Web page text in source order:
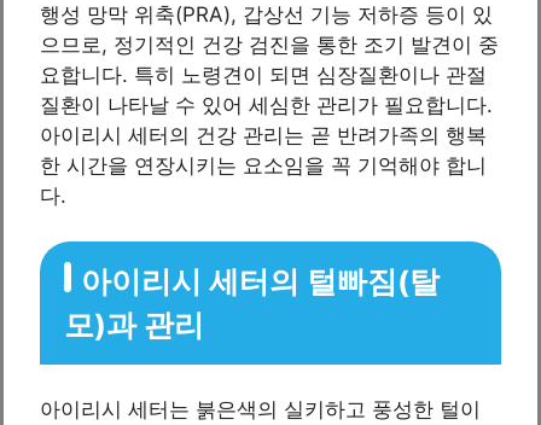
행성 망막 위축(PRA), 갑상선 기능 저하증 등이 있
으므로, 정기적인 건강 검진을 통한 조기 발견이 중
요합니다. 특히 노령견이 되면 심장질환이나 관절
질환이 나타날 수 있어 세심한 관리가 필요합니다.
아이리시 세터의 건강 관리는 곧 반려가족의 행복
한 시간을 연장시키는 요소임을 꼭 기억해야 합니
다.
아이리시 세터의 털빠짐(탈
모)과 관리
아이리시 세터는 붉은색의 실키하고 풍성한 털이